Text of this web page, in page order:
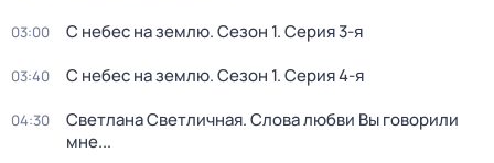
03:00 С небес на землю. Сезон 1. Серия 3-я
03:40 С небес на землю. Сезон 1. Серия 4-я
04:30
Светлана Светличная. Слова любви Вы говорили
мне...